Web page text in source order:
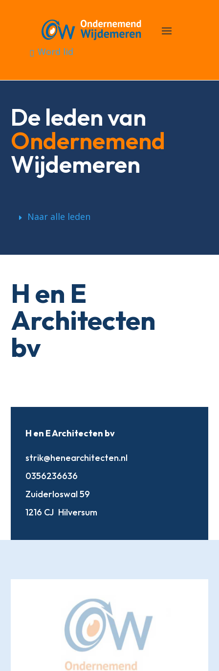
Word lid
De leden van
Ondernemend
Wijdemeren
Naar alle leden
H en E
Architecten
bv
H en E Architecten bv
strik@henearchitecten.nl
0356236636
Zuiderloswal 59
1216 CJ Hilversum